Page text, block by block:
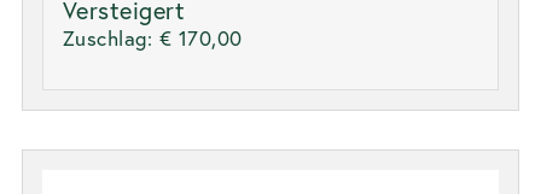
Versteigert
Zuschlag: € 170,00